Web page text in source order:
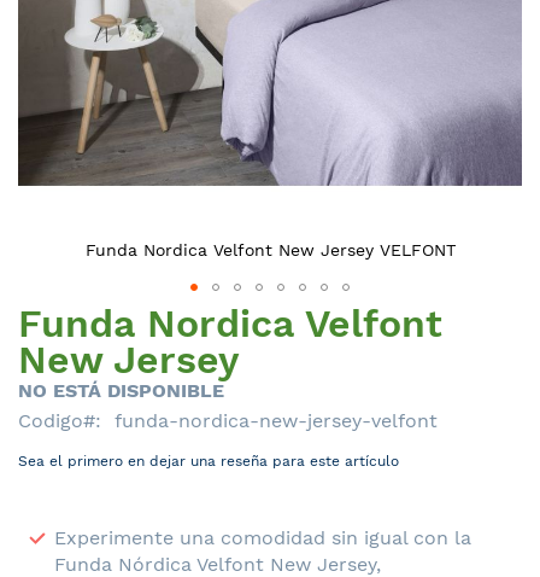
Funda Nordica Velfont
New Jersey
NO ESTÁ DISPONIBLE
Codigo
funda-nordica-new-jersey-velfont
Sea el primero en dejar una reseña para este artículo
Experimente una comodidad sin igual con la
Funda Nórdica Velfont New Jersey,
Funda Nordica Velfont New Jersey VELFONT
Saltar
al
comienzo
de
la
galería